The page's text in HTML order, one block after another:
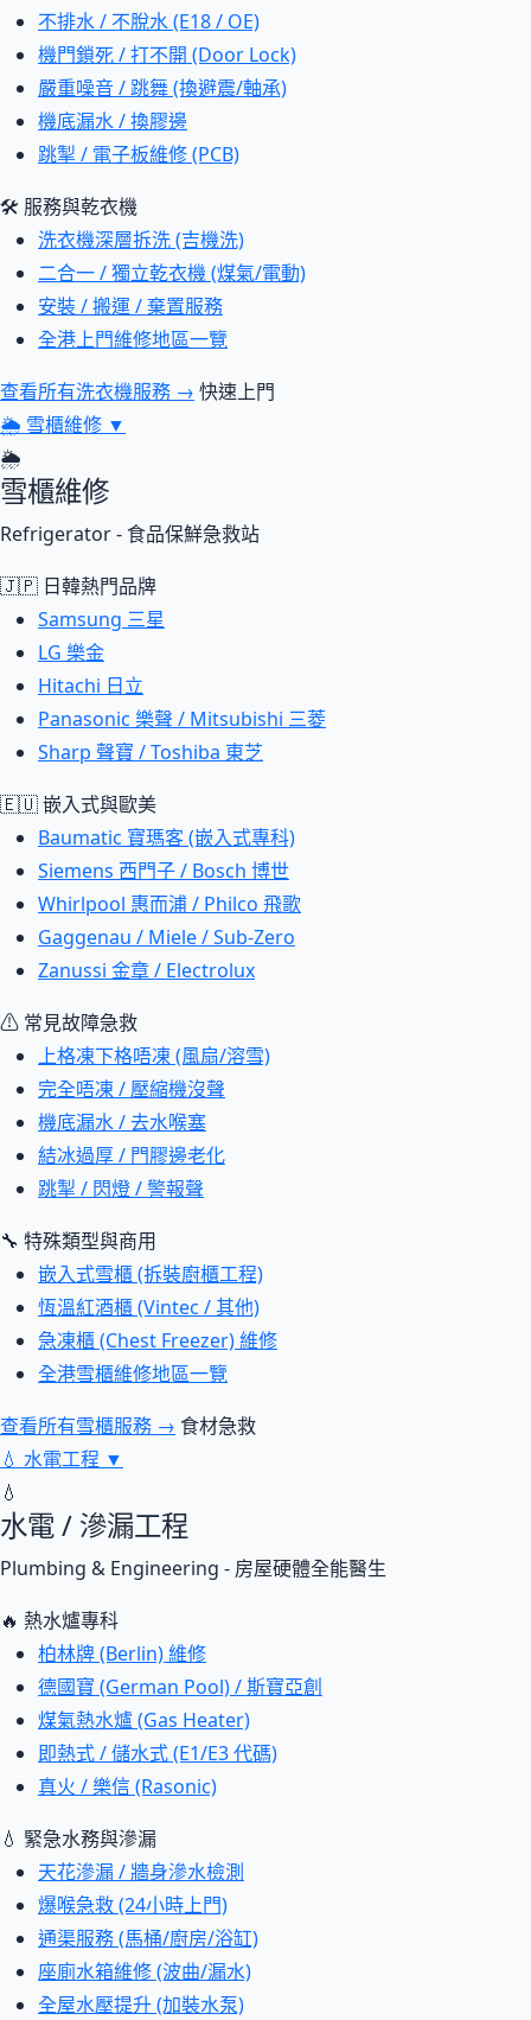
不排水 / 不脫水 (E18 / OE)
機門鎖死 / 打不開 (Door Lock)
嚴重噪音 / 跳舞 (換避震/軸承)
機底漏水 / 換膠邊
跳掣 / 電子板維修 (PCB)
🛠 服務與乾衣機
洗衣機深層拆洗 (吉機洗)
二合一 / 獨立乾衣機 (煤氣/電動)
安裝 / 搬運 / 棄置服務
全港上門維修地區一覽
查看所有洗衣機服務 → 快速上門
🌦 雪櫃維修 ▼
🌦
雪櫃維修
Refrigerator - 食品保鮮急救站
🇯🇵 日韓熱門品牌
Samsung 三星
LG 樂金
Hitachi 日立
Panasonic 樂聲 / Mitsubishi 三菱
Sharp 聲寶 / Toshiba 東芝
🇪🇺 嵌入式與歐美
Baumatic 寶瑪客 (嵌入式專科)
Siemens 西門子 / Bosch 博世
Whirlpool 惠而浦 / Philco 飛歌
Gaggenau / Miele / Sub-Zero
Zanussi 金章 / Electrolux
⚠ 常見故障急救
上格凍下格唔凍 (風扇/溶雪)
完全唔凍 / 壓縮機沒聲
機底漏水 / 去水喉塞
結冰過厚 / 門膠邊老化
跳掣 / 閃燈 / 警報聲
🔧 特殊類型與商用
嵌入式雪櫃 (拆裝廚櫃工程)
恆溫紅酒櫃 (Vintec / 其他)
急凍櫃 (Chest Freezer) 維修
全港雪櫃維修地區一覽
查看所有雪櫃服務 → 食材急救
💧 水電工程 ▼
💧
水電 / 滲漏工程
Plumbing & Engineering - 房屋硬體全能醫生
🔥 熱水爐專科
柏林牌 (Berlin) 維修
德國寶 (German Pool) / 斯寶亞創
煤氣熱水爐 (Gas Heater)
即熱式 / 儲水式 (E1/E3 代碼)
真火 / 樂信 (Rasonic)
💧 緊急水務與滲漏
天花滲漏 / 牆身滲水檢測
爆喉急救 (24小時上門)
通渠服務 (馬桶/廚房/浴缸)
座廁水箱維修 (波曲/漏水)
全屋水壓提升 (加裝水泵)